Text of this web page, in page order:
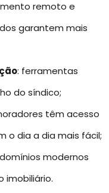
remoto e
garantem mais
: ferramentas
do síndico;
têm acesso
o dia a dia mais fácil;
modernos
imobiliário.